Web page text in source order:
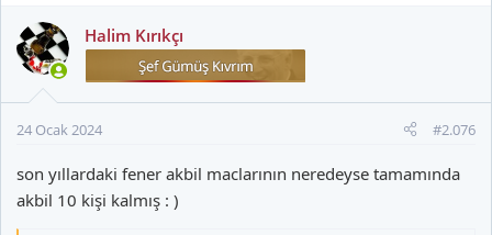
k
i
l
:
Halim Kırıkçı
24 Ocak 2024 #2.076
son yıllardaki fener akbil maclarının neredeyse tamamında
akbil 10 kişi kalmış : )